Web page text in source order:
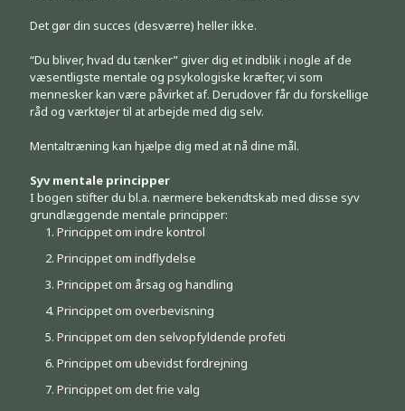
Det gør din succes (desværre) heller ikke.
“Du bliver, hvad du tænker” giver dig et indblik i nogle af de
væsentligste mentale og psykologiske kræfter, vi som
mennesker kan være påvirket af. Derudover får du forskellige
råd og værktøjer til at arbejde med dig selv.
Mentaltræning kan hjælpe dig med at nå dine mål.
Syv mentale principper
I bogen stifter du bl.a. nærmere bekendtskab med disse syv
grundlæggende mentale principper:
Princippet om indre kontrol
Princippet om indflydelse
Princippet om årsag og handling
Princippet om overbevisning
Princippet om den selvopfyldende profeti
Princippet om ubevidst fordrejning
Princippet om det frie valg